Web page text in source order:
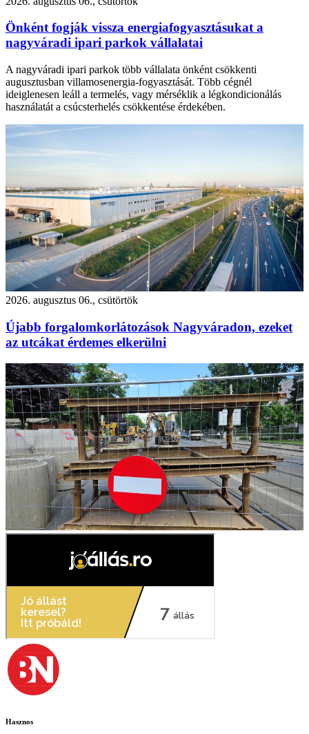
Önként fogják vissza energiafogyasztásukat a
nagyváradi ipari parkok vállalatai
A nagyváradi ipari parkok több vállalata önként csökkenti
augusztusban villamosenergia-fogyasztását. Több cégnél
ideiglenesen leáll a termelés, vagy mérséklik a légkondicionálás
használatát a csúcsterhelés csökkentése érdekében.
2026. augusztus 06., csütörtök
Újabb forgalomkorlátozások Nagyváradon, ezeket
az utcákat érdemes elkerülni
Hasznos